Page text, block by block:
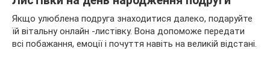
Якщо улюблена подруга знаходитися далеко, подаруйте
їй вітальну онлайн -листівку. Вона допоможе передати
всі побажання, емоції і почуття навіть на великій відстані.